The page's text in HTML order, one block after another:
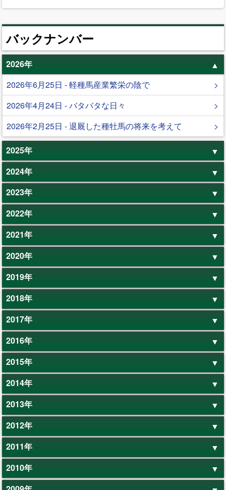
バックナンバー
2026年
2026年6月25日 - 軽種馬産業繁栄の陰で
2026年4月24日 - バタバタな日々
2026年2月25日 - 退厩した種牡馬の将来を考えて
2025年
2024年
2023年
2022年
2021年
2020年
2019年
2018年
2017年
2016年
2015年
2014年
2013年
2012年
2011年
2010年